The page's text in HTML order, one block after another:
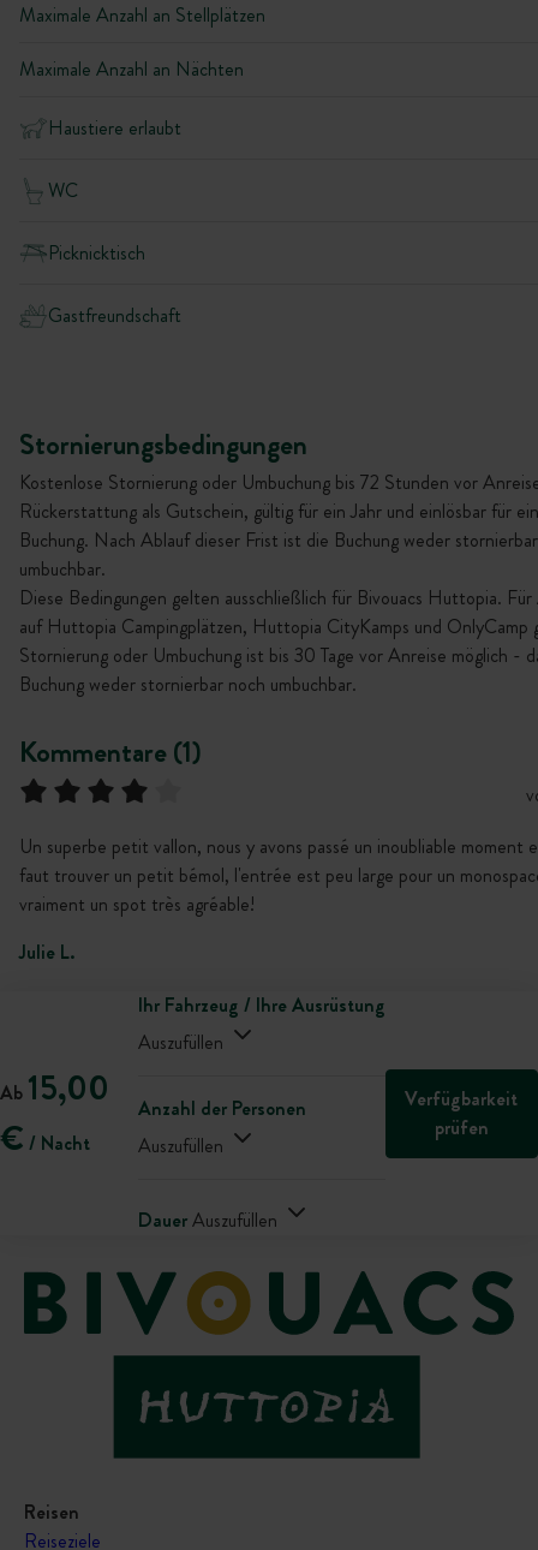
Maximale Anzahl an Stellplätzen
Maximale Anzahl an Nächten
Haustiere erlaubt
WC
Picknicktisch
Gastfreundschaft
Stornierungsbedingungen
Kostenlose Stornierung oder Umbuchung bis 72 Stunden vor
Rückerstattung als Gutschein, gültig für ein Jahr und einlösbar für
Buchung. Nach Ablauf dieser Frist ist die Buchung weder
umbuchbar.
Diese Bedingungen gelten ausschließlich für Bivouacs Huttopia.
auf Huttopia Campingplätzen, Huttopia CityKamps und OnlyCamp
Stornierung oder Umbuchung ist bis 30 Tage vor Anreise möglich -
Buchung weder stornierbar noch umbuchbar.
Kommentare (1)
Un superbe petit vallon, nous y avons passé un inoubliable moment
faut trouver un petit bémol, l'entrée est peu large pour un
vraiment un spot très agréable!
Julie L.
Ab 15,00
€ / Nacht
Ihr Fahrzeug / Ihre Ausrüstung
Auszufüllen
Anzahl der Personen
Auszufüllen
DauerAuszufüllen
Verfügbarkeit
prüfen
Reisen
Reiseziele